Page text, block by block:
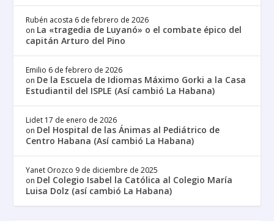
Rubén acosta 6 de febrero de 2026
on La «tragedia de Luyanó» o el combate épico del
capitán Arturo del Pino
Emilio 6 de febrero de 2026
on De la Escuela de Idiomas Máximo Gorki a la Casa
Estudiantil del ISPLE (Así cambió La Habana)
Lidet 17 de enero de 2026
on Del Hospital de las Ánimas al Pediátrico de
Centro Habana (Así cambió La Habana)
Yanet Orozco 9 de diciembre de 2025
on Del Colegio Isabel la Católica al Colegio María
Luisa Dolz (así cambió La Habana)